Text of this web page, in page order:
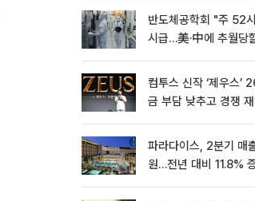
반도체공학회 "주 52
시급…美·中에 추월당
컴투스 신작 ‘제우스’
금 부담 낮추고 경쟁
파라다이스, 2분기 매
원…전년 대비 11.8%